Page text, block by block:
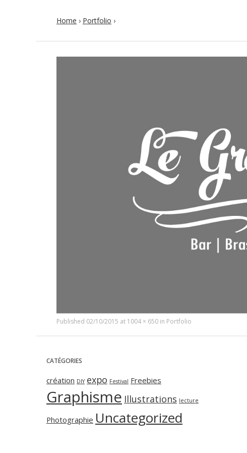
Home › Portfolio ›
Published 02/10/2015 at 1004 × 650 in Portfolio
CATÉGORIES
création DIY expo Festival Freebies
Graphisme Illustrations lecture
Photographie Uncategorized